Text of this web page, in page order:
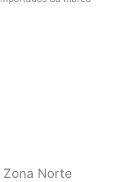
Zona Norte